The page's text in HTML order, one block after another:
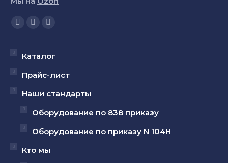
Ищите нас:
Страница
открывается
новом
окне
Страница
открывается
новом
окне
Страница
открывается
новом
окне
Каталог
Прайс-лист
Наши стандарты
Оборудование по 838 приказу
Оборудование по приказу N 104Н
Кто мы